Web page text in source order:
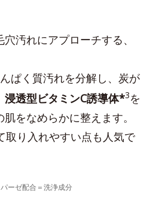
汚れにアプローチする、
ぱく質汚れを分解し、炭が
浸透型ビタミンC誘導体*3を
をなめらかに整えます。
取り入れやすい点も人気で
ーゼ配合＝洗浄成分